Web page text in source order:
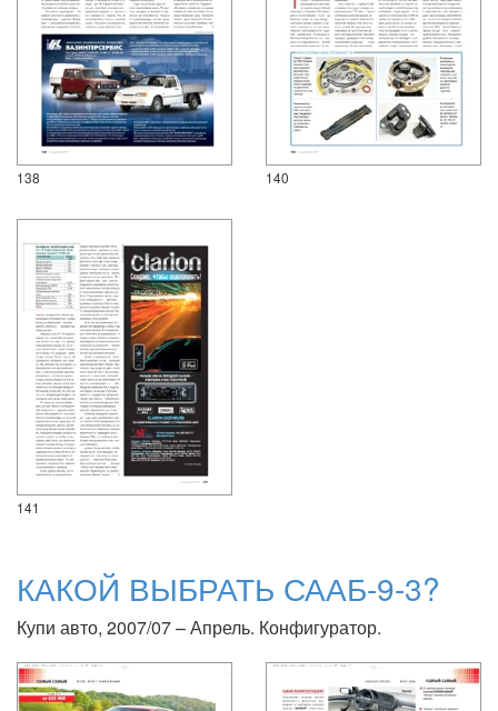
138 140
141
КАКОЙ ВЫБРАТЬ СААБ-9-3?
Купи авто, 2007/07 – Апрель. Конфигуратор.